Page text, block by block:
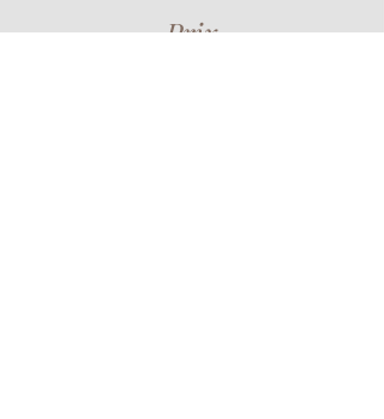
Prix